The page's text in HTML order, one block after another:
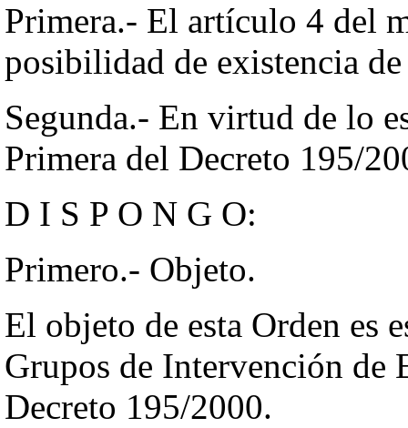
Primera.- El artículo 4 del
posibilidad de existencia
Segunda.- En virtud de lo
Primera del Decreto 195/
D I S P O N G O:
Primero.- Objeto.
El objeto de esta Orden es
Grupos de Intervención de
Decreto 195/2000.